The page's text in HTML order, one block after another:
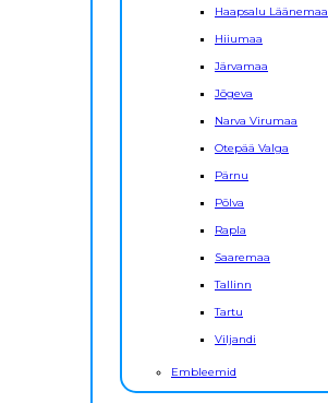
Haapsalu Läänemaa
Hiiumaa
Järvamaa
Jõgeva
Narva Virumaa
Otepää Valga
Pärnu
Põlva
Rapla
Saaremaa
Tallinn
Tartu
Viljandi
Embleemid